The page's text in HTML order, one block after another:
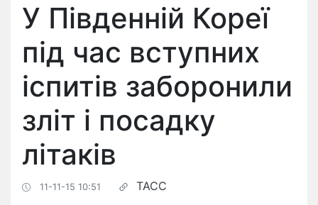
У Південній Кореї
під час вступних
іспитів заборонили
зліт і посадку
літаків
11-11-15 10:51 ТАСС